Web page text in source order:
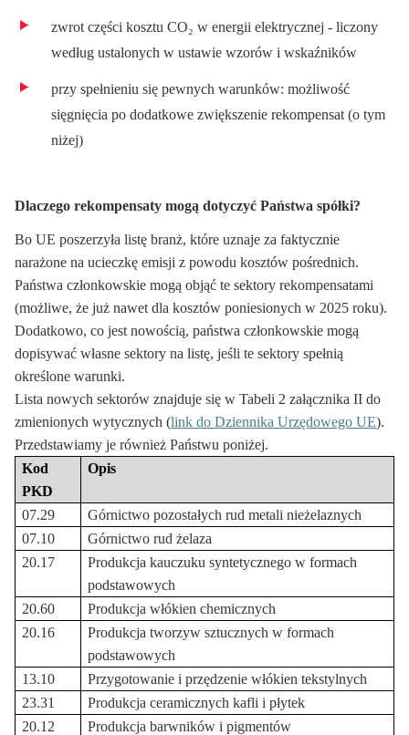
zwrot części kosztu CO₂ w energii elektrycznej - liczony
według ustalonych w ustawie wzorów i wskaźników
przy spełnieniu się pewnych warunków: możliwość
sięgnięcia po dodatkowe zwiększenie rekompensat (o tym
niżej)
Dlaczego rekompensaty mogą dotyczyć Państwa spółki?
Bo UE poszerzyła listę branż, które uznaje za faktycznie
narażone na ucieczkę emisji z powodu kosztów pośrednich.
Państwa członkowskie mogą objąć te sektory rekompensatami
(możliwe, że już nawet dla kosztów poniesionych w 2025 roku).
Dodatkowo, co jest nowością, państwa członkowskie mogą
dopisywać własne sektory na listę, jeśli te sektory spełnią
określone warunki.
Lista nowych sektorów znajduje się w Tabeli 2 załącznika II do
zmienionych wytycznych (link do Dziennika Urzędowego UE).
Przedstawiamy je również Państwu poniżej.
Kod
PKD
Opis
07.29
Górnictwo pozostałych rud metali nieżelaznych
07.10
Górnictwo rud żelaza
20.17
Produkcja kauczuku syntetycznego w formach
podstawowych
20.60
Produkcja włókien chemicznych
20.16
Produkcja tworzyw sztucznych w formach
podstawowych
13.10
Przygotowanie i przędzenie włókien tekstylnych
23.31
Produkcja ceramicznych kafli i płytek
20.12
Produkcja barwników i pigmentów